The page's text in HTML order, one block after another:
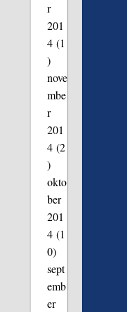
r
201
4(1
)
nove
mbe
r
201
4(2
)
okto
ber
201
4(1
0)
sept
emb
er